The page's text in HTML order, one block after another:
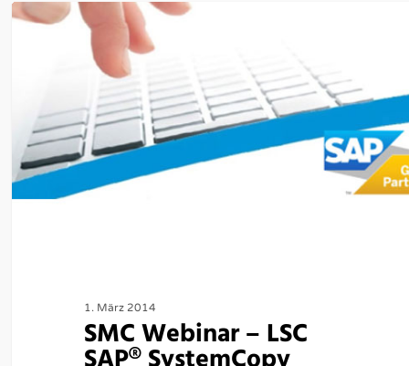
1. März 2014
SMC Webinar – LSC